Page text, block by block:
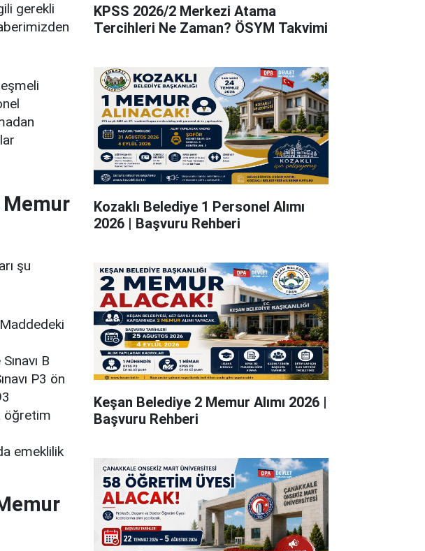
gerekli
Memur
şu
B
P3 ön
öğretim
emeklilik
KPSS 2026/2 Merkezi Atama
Tercihleri Ne Zaman? ÖSYM Takvimi
Kozaklı Belediye 1 Personel Alımı
2026 | Başvuru Rehberi
Keşan Belediye 2 Memur Alımı 2026 |
Başvuru Rehberi